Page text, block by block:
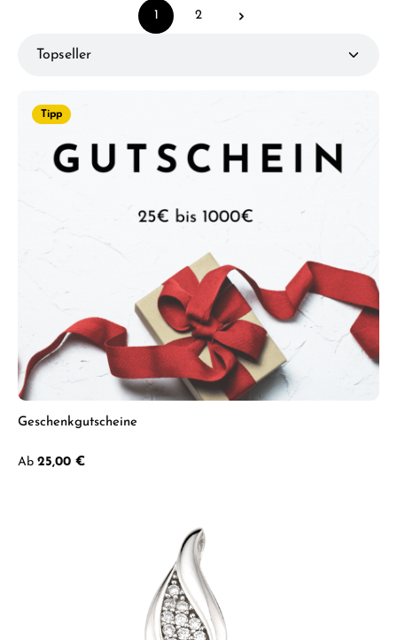
Seite
1 2
Tipp
Geschenkgutscheine
Regulärer Preis:
Ab 25,00 €